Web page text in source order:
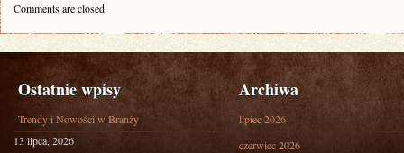
Comments are closed.
Ostatnie wpisy
Trendy i Nowości w Branży
13 lipca, 2026
Archiwa
lipiec 2026
czerwiec 2026